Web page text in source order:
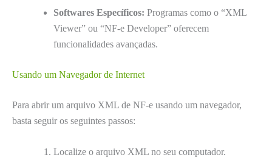
Softwares Específicos: Programas como o “XML
Viewer” ou “NF-e Developer” oferecem
funcionalidades avançadas.
Usando um Navegador de Internet
Para abrir um arquivo XML de NF-e usando um navegador,
basta seguir os seguintes passos:
Localize o arquivo XML no seu computador.